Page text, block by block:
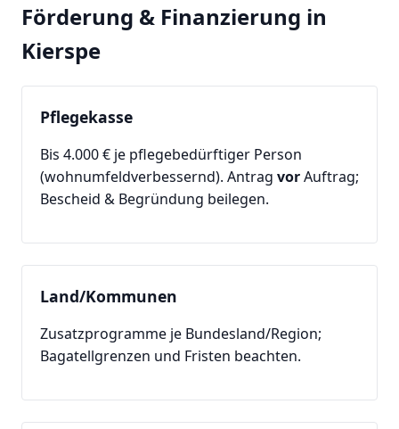
Förderung & Finanzierung in
Kierspe
Pflegekasse
Bis 4.000 € je pflegebedürftiger Person
(wohnumfeldverbessernd). Antrag vorAuftrag;
Bescheid & Begründung beilegen.
Land/Kommunen
Zusatzprogramme je Bundesland/Region;
Bagatellgrenzen und Fristen beachten.